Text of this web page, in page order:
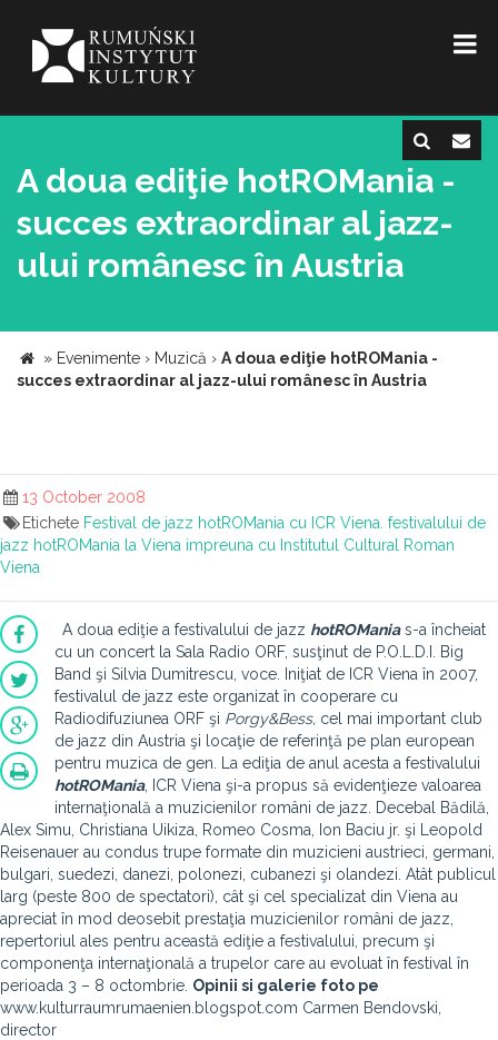
A doua ediţie hotROMania -
succes extraordinar al jazz-
ului românesc în Austria
» Evenimente › Muzică › A doua ediţie hotROMania -
succes extraordinar al jazz-ului românesc în Austria
13 October 2008
Etichete Festival de jazz hotROMania cu ICR Viena. festivalului de
jazz hotROMania la Viena impreuna cu Institutul Cultural Roman
Viena
A doua ediţie a festivalului de jazz hotROManias-a încheiat
cu un concert la Sala Radio ORF, susţinut de P.O.L.D.I. Big
Band şi Silvia Dumitrescu, voce. Iniţiat de ICR Viena în 2007,
festivalul de jazz este organizat în cooperare cu
Radiodifuziunea ORF şi Porgy&Bess, cel mai important club
de jazz din Austria şi locaţie de referinţă pe plan european
pentru muzica de gen. La ediţia de anul acesta a festivalului
hotROMania, ICR Viena şi-a propus să evidenţieze valoarea
internaţională a muzicienilor români de jazz. Decebal Bădilă,
Alex Simu, Christiana Uikiza, Romeo Cosma, Ion Baciu jr. şi Leopold
Reisenauer au condus trupe formate din muzicieni austrieci, germani,
bulgari, suedezi, danezi, polonezi, cubanezi şi olandezi. Atât publicul
larg (peste 800 de spectatori), cât şi cel specializat din Viena au
apreciat în mod deosebit prestaţia muzicienilor români de jazz,
repertoriul ales pentru această ediţie a festivalului, precum şi
componenţa internaţională a trupelor care au evoluat în festival în
perioada 3 – 8 octombrie. Opinii si galerie foto pe
www.kulturraumrumaenien.blogspot.com Carmen Bendovski,
director